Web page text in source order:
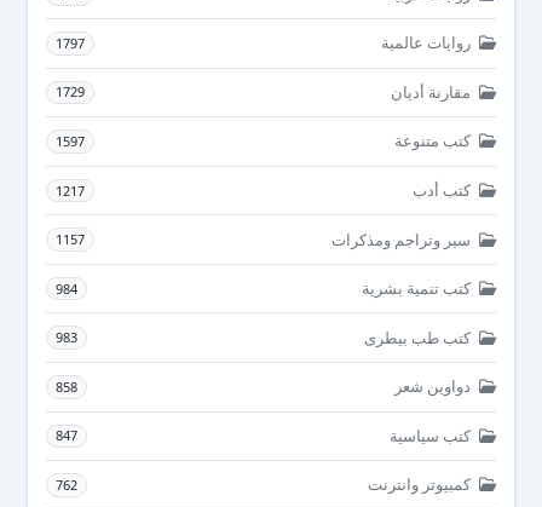
روايات عالمية 1797
مقارنة أديان 1729
كتب متنوعة 1597
كتب أدب 1217
سير وتراجم ومذكرات 1157
كتب تنمية بشرية 984
كتب طب بيطرى 983
دواوين شعر 858
كتب سياسية 847
كمبيوتر وانترنت 762